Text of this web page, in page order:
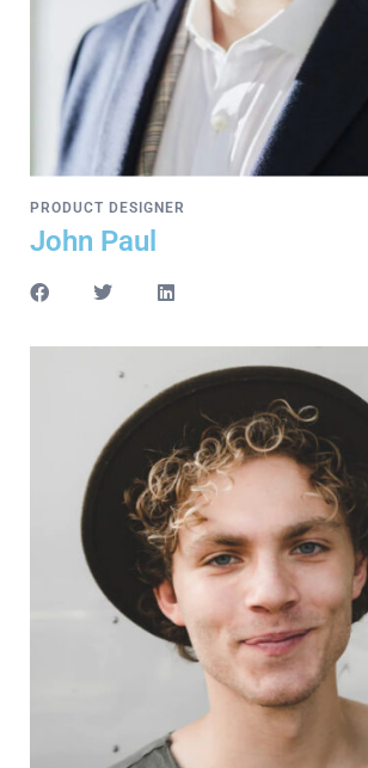
PRODUCT DESIGNER
John Paul